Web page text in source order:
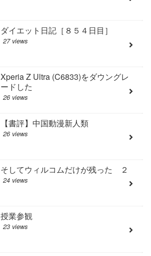
ダイエット日記［８５４日目］
27 views
Xperia Z Ultra (C6833)をダウングレ
ードした
26 views
【書評】中国動漫新人類
26 views
そしてウィルコムだけが残った ２
24 views
授業参観
23 views